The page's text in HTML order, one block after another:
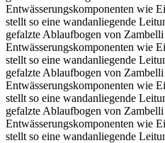
Entwässerungskomponenten wie
stellt so eine wandanliegende
gefalzte Ablaufbogen von
Entwässerungskomponenten wie
stellt so eine wandanliegende
gefalzte Ablaufbogen von
Entwässerungskomponenten wie
stellt so eine wandanliegende
gefalzte Ablaufbogen von
Entwässerungskomponenten wie
stellt so eine wandanliegende